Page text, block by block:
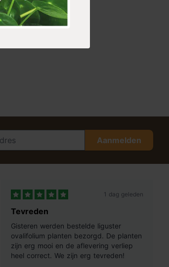
Aanmelden
1 dag geleden
Tevreden
Gisteren werden bestelde liguster
ovalifolium planten bezorgd. De planten
zijn erg mooi en de aflevering verliep
heel correct. We zijn erg tevreden!